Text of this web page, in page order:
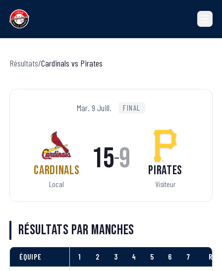
Résultats/Cardinals vs Pirates
Mar. 9 Juill. FINAL
Cardinals
Local
15–9 Pirates
Visiteur
Résultats par manches
ÉQUIPE 1 2 3 4 5 6 7 R